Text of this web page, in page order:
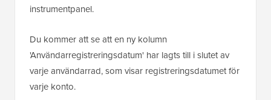
instrumentpanel.
Du kommer att se att en ny kolumn
'Användarregistreringsdatum' har lagts till i slutet av
varje användarrad, som visar registreringsdatumet för
varje konto.